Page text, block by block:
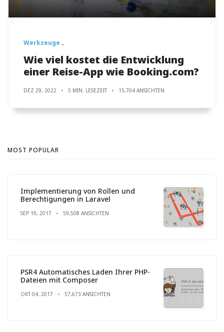
Werkzeuge
Wie viel kostet die Entwicklung
einer Reise-App wie Booking.com?
DEZ 29, 2022 5 MIN. LESEZEIT 15,704 ANSICHTEN
MOST POPULAR
Implementierung von Rollen und
Berechtigungen in Laravel
SEP 19, 2017 59,508 ANSICHTEN
PSR4 Automatisches Laden Ihrer PHP-
Dateien mit Composer
OKT 04, 2017 57,673 ANSICHTEN